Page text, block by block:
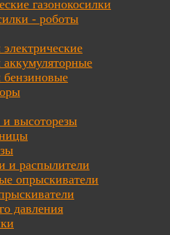
газонокосилки
- роботы
высоторезы
и распылители
опрыскиватели
давления